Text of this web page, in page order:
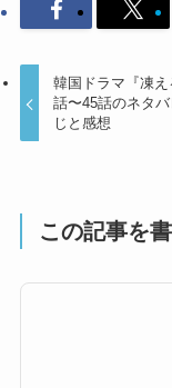
韓国ドラマ『凍
話〜45話のネタ
じと感想
この記事を